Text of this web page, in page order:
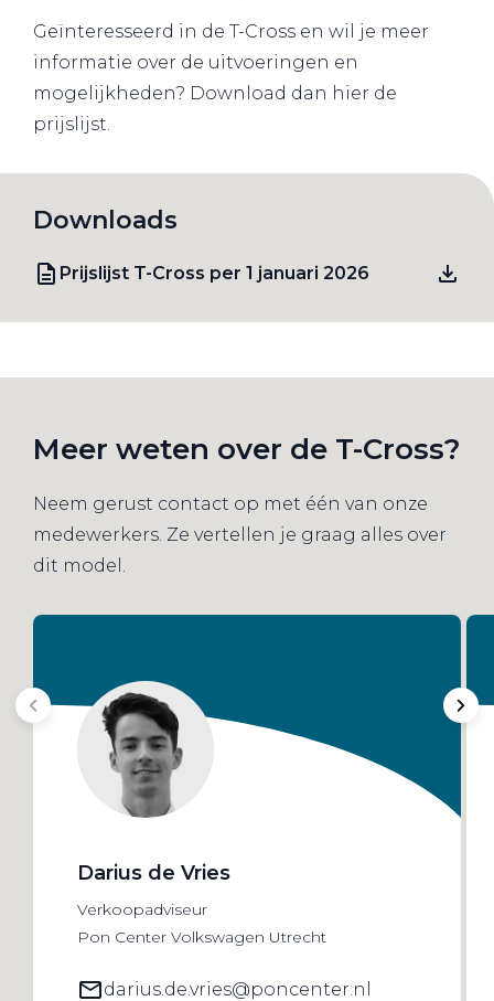
Geïnteresseerd in de T-Cross en wil je meer
informatie over de uitvoeringen en
mogelijkheden? Download dan hier de
prijslijst.
Downloads
Prijslijst T-Cross per 1 januari 2026
Meer weten over de T-Cross?
Neem gerust contact op met één van onze
medewerkers. Ze vertellen je graag alles over
dit model.
Darius de Vries
Verkoopadviseur
Pon Center Volkswagen Utrecht
darius.de.vries@poncenter.nl